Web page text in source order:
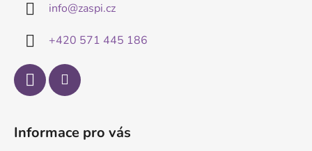
info@zaspi.cz
+420 571 445 186
Informace pro vás